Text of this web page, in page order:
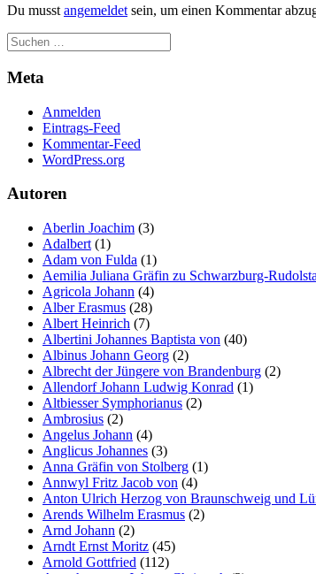
Du musst angemeldet sein, um einen Kommentar
Meta
Anmelden
Eintrags-Feed
Kommentar-Feed
WordPress.org
Autoren
Aberlin Joachim (3)
Adalbert (1)
Adam von Fulda (1)
Aemilia Juliana Gräfin zu Schwarzburg-
Agricola Johann (4)
Alber Erasmus (28)
Albert Heinrich (7)
Albertini Johannes Baptista von (40)
Albinus Johann Georg (2)
Albrecht der Jüngere von Brandenburg (2)
Allendorf Johann Ludwig Konrad (1)
Altbiesser Symphorianus (2)
Ambrosius (2)
Angelus Johann (4)
Anglicus Johannes (3)
Anna Gräfin von Stolberg (1)
Annwyl Fritz Jacob von (4)
Anton Ulrich Herzog von Braunschweig und
Arends Wilhelm Erasmus (2)
Arnd Johann (2)
Arndt Ernst Moritz (45)
Arnold Gottfried (112)